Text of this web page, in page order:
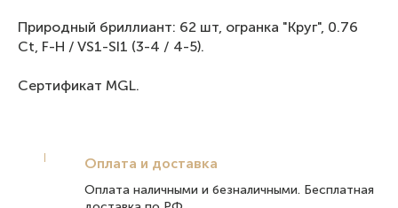
Природный бриллиант: 62 шт, огранка "Круг", 0.76
Ct, F-H / VS1-SI1 (3-4 / 4-5).
Сертификат MGL.
Оплата и доставка
Оплата наличными и безналичными. Бесплатная